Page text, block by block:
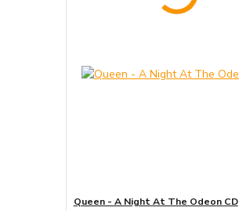
Queen - A Night At The Odeon CD